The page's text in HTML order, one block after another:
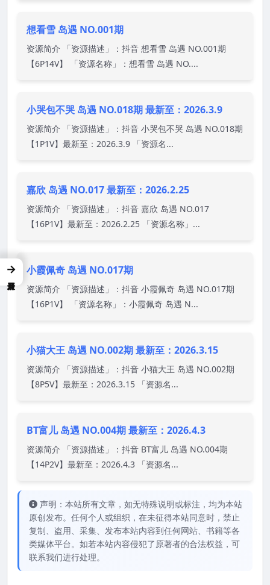
想看雪 岛遇 NO.001期
资源简介 「资源描述」：抖音 想看雪 岛遇 NO.001期
【6P14V】 「资源名称」：想看雪 岛遇 NO....
小哭包不哭 岛遇 NO.018期 最新至：2026.3.9
资源简介 「资源描述」：抖音 小哭包不哭 岛遇 NO.018期
【1P1V】最新至：2026.3.9 「资源名...
嘉欣 岛遇 NO.017 最新至：2026.2.25
资源简介 「资源描述」：抖音 嘉欣 岛遇 NO.017
【16P1V】最新至：2026.2.25 「资源名称」...
小霞佩奇 岛遇 NO.017期
资源简介 「资源描述」：抖音 小霞佩奇 岛遇 NO.017期
【16P1V】 「资源名称」：小霞佩奇 岛遇 N...
小猫大王 岛遇 NO.002期 最新至：2026.3.15
资源简介 「资源描述」：抖音 小猫大王 岛遇 NO.002期
【8P5V】最新至：2026.3.15 「资源名...
BT富儿 岛遇 NO.004期 最新至：2026.4.3
资源简介 「资源描述」：抖音 BT富儿 岛遇 NO.004期
【14P2V】最新至：2026.4.3 「资源名...
声明：本站所有文章，如无特殊说明或标注，均为本站
原创发布。任何个人或组织，在未征得本站同意时，禁止
复制、盗用、采集、发布本站内容到任何网站、书籍等各
类媒体平台。如若本站内容侵犯了原著者的合法权益，可
联系我们进行处理。
→